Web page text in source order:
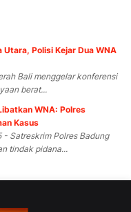
Polisi Kejar Dua WNA
Bali menggelar konferensi
berat...
WNA: Polres
Kasus
- Satreskrim Polres Badung
tindak pidana...